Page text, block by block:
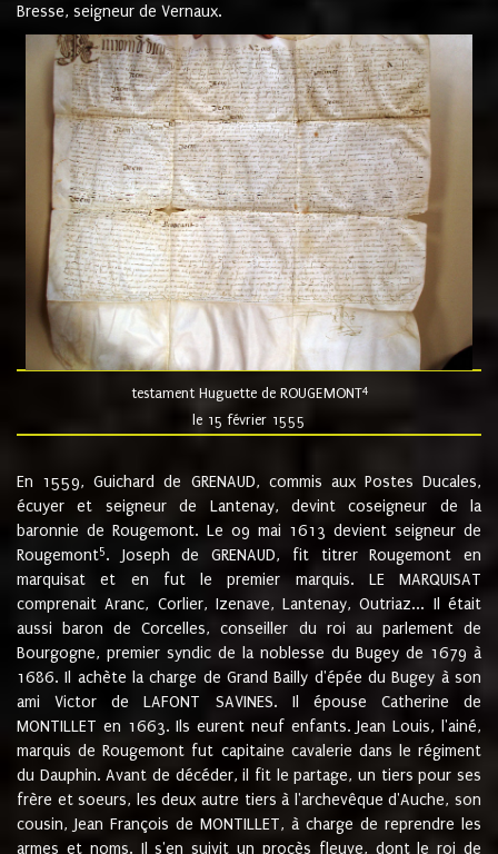
Bresse, seigneur de Vernaux.
testament Huguette de ROUGEMONT4
le 15 février 1555
En 1559, Guichard de GRENAUD, commis aux Postes Ducales,
écuyer et seigneur de Lantenay, devint coseigneur de la
baronnie de Rougemont. Le 09 mai 1613 devient seigneur de
Rougemont5. Joseph de GRENAUD, fit titrer Rougemont en
marquisat et en fut le premier marquis. LE MARQUISAT
comprenait Aranc, Corlier, Izenave, Lantenay, Outriaz... Il était
aussi baron de Corcelles, conseiller du roi au parlement de
Bourgogne, premier syndic de la noblesse du Bugey de 1679 à
1686. Il achète la charge de Grand Bailly d'épée du Bugey à son
ami Victor de LAFONT SAVINES. Il épouse Catherine de
MONTILLET en 1663. Ils eurent neuf enfants. Jean Louis, l'ainé,
marquis de Rougemont fut capitaine cavalerie dans le régiment
du Dauphin. Avant de décéder, il fit le partage, un tiers pour ses
frère et soeurs, les deux autre tiers à l'archevêque d'Auche, son
cousin, Jean François de MONTILLET, à charge de reprendre les
armes et noms. Il s'en suivit un procès fleuve, dont le roi de